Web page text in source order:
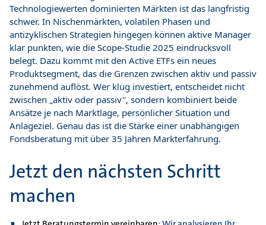
Technologiewerten dominierten Märkten ist das langfristig
schwer. In Nischenmärkten, volatilen Phasen und
antizyklischen Strategien hingegen können aktive Manager
klar punkten, wie die Scope-Studie 2025 eindrucksvoll
belegt. Dazu kommt mit den Active ETFs ein neues
Produktsegment, das die Grenzen zwischen aktiv und passiv
zunehmend auflöst. Wer klug investiert, entscheidet nicht
zwischen „aktiv oder passiv", sondern kombiniert beide
Ansätze je nach Marktlage, persönlicher Situation und
Anlageziel. Genau das ist die Stärke einer unabhängigen
Fondsberatung mit über 35 Jahren Markterfahrung.
Jetzt den nächsten Schritt
machen